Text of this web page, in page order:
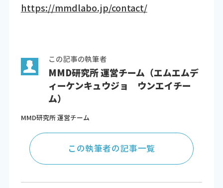
https://mmdlabo.jp/contact/
この記事の執筆者
MMD研究所 運営チーム（エムエムデ
ィーケンキュウジョ ウンエイチー
ム）
MMD研究所 運営チーム
この執筆者の記事一覧